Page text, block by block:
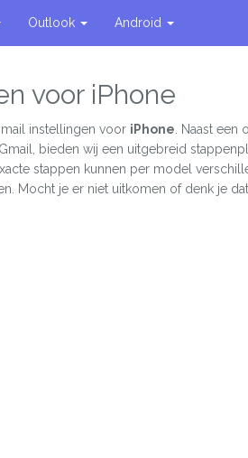
Outlook Android
voor iPhone
instellingen voor iPhone . Naast
bieden wij een uitgebreid
stappen kunnen per model
Mocht je er niet uitkomen of denk je